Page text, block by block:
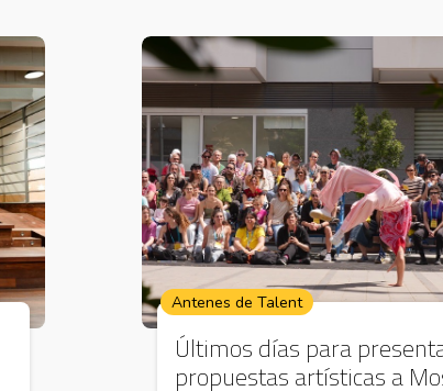
Antenes de Talent
Últimos días para
propuestas artísticas a